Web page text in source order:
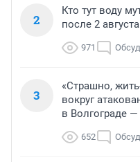
2
Кто тут воду
после 2 августа
971
3
«Страшно,
вокруг
в Волгограде
652